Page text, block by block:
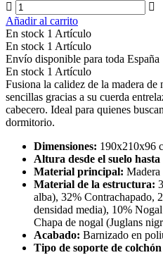
Añadir al carrito
En stock 1 Artículo
En stock 1 Artículo
Envío disponible para toda España
En stock 1 Artículo
Fusiona la calidez de la madera
sencillas gracias a su cuerda
cabecero. Ideal para quienes
dormitorio.
Dimensiones: 190x210x96
Altura desde el suelo hasta
Material principal: Madera
Material de la estructura:
alba), 32% Contrachapado,
densidad media), 10%
Chapa de nogal (Juglans
Acabado: Barnizado en
Tipo de soporte de